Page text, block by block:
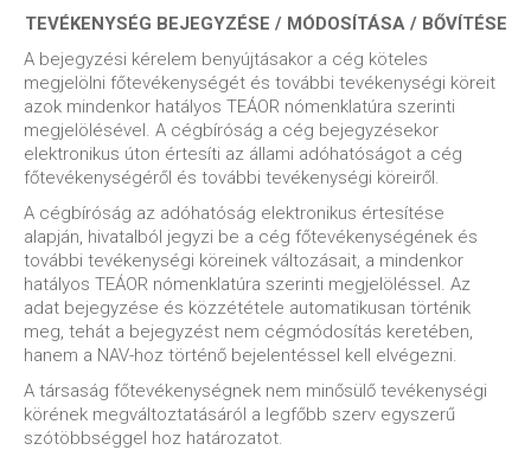
TEVÉKENYSÉG BEJEGYZÉSE / MÓDOSÍTÁSA / BŐVÍTÉSE
A bejegyzési kérelem benyújtásakor a cég köteles
megjelölni főtevékenységét és további tevékenységi köreit
azok mindenkor hatályos TEÁOR nómenklatúra szerinti
megjelölésével. A cégbíróság a cég bejegyzésekor
elektronikus úton értesíti az állami adóhatóságot a cég
főtevékenységéről és további tevékenységi köreiről.
A cégbíróság az adóhatóság elektronikus értesítése
alapján, hivatalból jegyzi be a cég főtevékenységének és
további tevékenységi köreinek változásait, a mindenkor
hatályos TEÁOR nómenklatúra szerinti megjelöléssel. Az
adat bejegyzése és közzététele automatikusan történik
meg, tehát a bejegyzést nem cégmódosítás keretében,
hanem a NAV-hoz történő bejelentéssel kell elvégezni.
A társaság főtevékenységnek nem minősülő tevékenységi
körének megváltoztatásáról a legfőbb szerv egyszerű
szótöbbséggel hoz határozatot.